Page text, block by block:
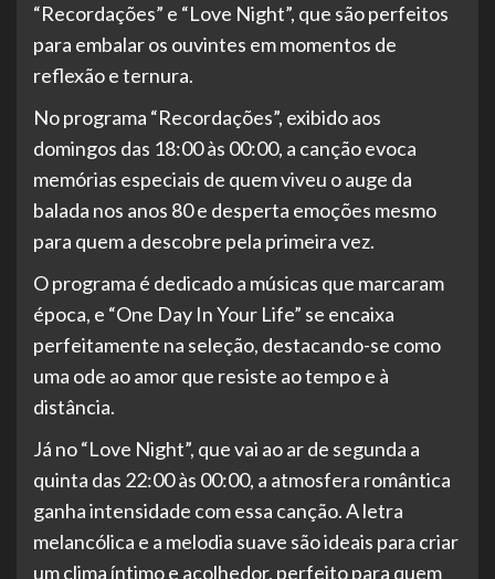
“Recordações” e “Love Night”, que são perfeitos
para embalar os ouvintes em momentos de
reflexão e ternura.
No programa “Recordações”, exibido aos
domingos das 18:00 às 00:00, a canção evoca
memórias especiais de quem viveu o auge da
balada nos anos 80 e desperta emoções mesmo
para quem a descobre pela primeira vez.
O programa é dedicado a músicas que marcaram
época, e “One Day In Your Life” se encaixa
perfeitamente na seleção, destacando-se como
uma ode ao amor que resiste ao tempo e à
distância.
Já no “Love Night”, que vai ao ar de segunda a
quinta das 22:00 às 00:00, a atmosfera romântica
ganha intensidade com essa canção. A letra
melancólica e a melodia suave são ideais para criar
um clima íntimo e acolhedor, perfeito para quem